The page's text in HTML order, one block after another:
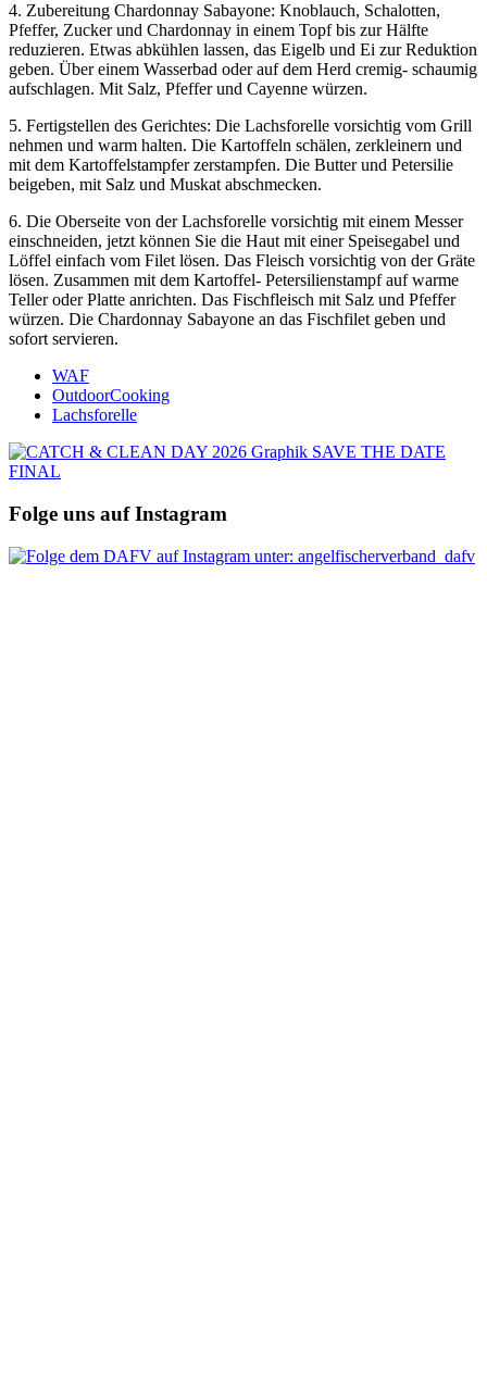
4. Zubereitung Chardonnay Sabayone: Knoblauch, Schalotten,
Pfeffer, Zucker und Chardonnay in einem Topf bis zur Hälfte
reduzieren. Etwas abkühlen lassen, das Eigelb und Ei zur Reduktion
geben. Über einem Wasserbad oder auf dem Herd cremig- schaumig
aufschlagen. Mit Salz, Pfeffer und Cayenne würzen.
5. Fertigstellen des Gerichtes: Die Lachsforelle vorsichtig vom Grill
nehmen und warm halten. Die Kartoffeln schälen, zerkleinern und
mit dem Kartoffelstampfer zerstampfen. Die Butter und Petersilie
beigeben, mit Salz und Muskat abschmecken.
6. Die Oberseite von der Lachsforelle vorsichtig mit einem Messer
einschneiden, jetzt können Sie die Haut mit einer Speisegabel und
Löffel einfach vom Filet lösen. Das Fleisch vorsichtig von der Gräte
lösen. Zusammen mit dem Kartoffel- Petersilienstampf auf warme
Teller oder Platte anrichten. Das Fischfleisch mit Salz und Pfeffer
würzen. Die Chardonnay Sabayone an das Fischfilet geben und
sofort servieren.
WAF
OutdoorCooking
Lachsforelle
Folge uns auf Instagram